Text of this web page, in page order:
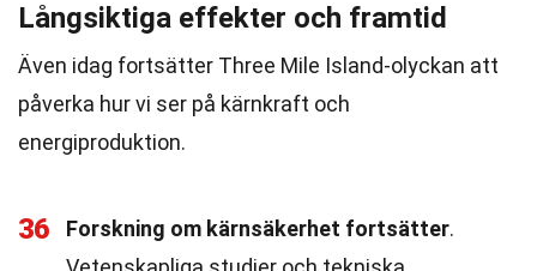
Långsiktiga effekter och framtid
Även idag fortsätter Three Mile Island-olyckan att
påverka hur vi ser på kärnkraft och
energiproduktion.
36 Forskning om kärnsäkerhet fortsätter.